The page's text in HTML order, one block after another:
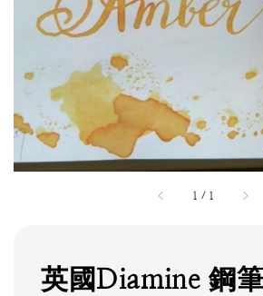
1 / 1
英國Diamine 鋼